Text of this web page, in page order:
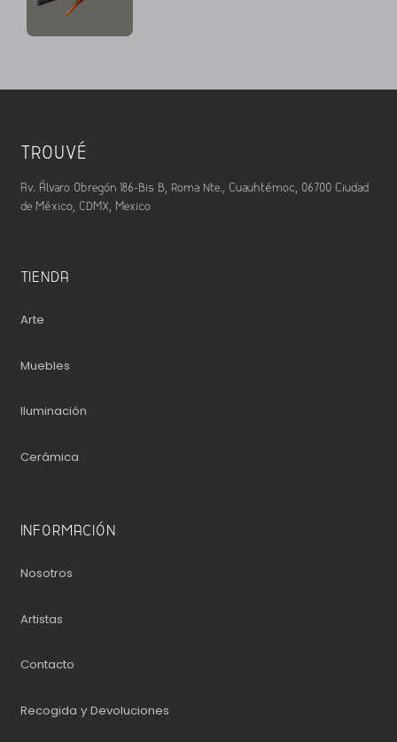
TROUVÉ
Av. Álvaro Obregón 186-Bis B, Roma Nte., Cuauhtémoc, 06700 Ciudad
de México, CDMX, Mexico
TIENDA
Arte
Muebles
Iluminación
Cerámica
INFORMACIÓN
Nosotros
Artistas
Contacto
Recogida y Devoluciones